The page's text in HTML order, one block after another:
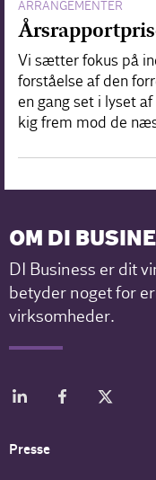
ARRANGEMENTER
Vi sætter fokus på
forståelse af den
en gang set i lyset
kig frem mod de
OM DI
DI Business er dit
betyder noget for
virksomheder.
Presse